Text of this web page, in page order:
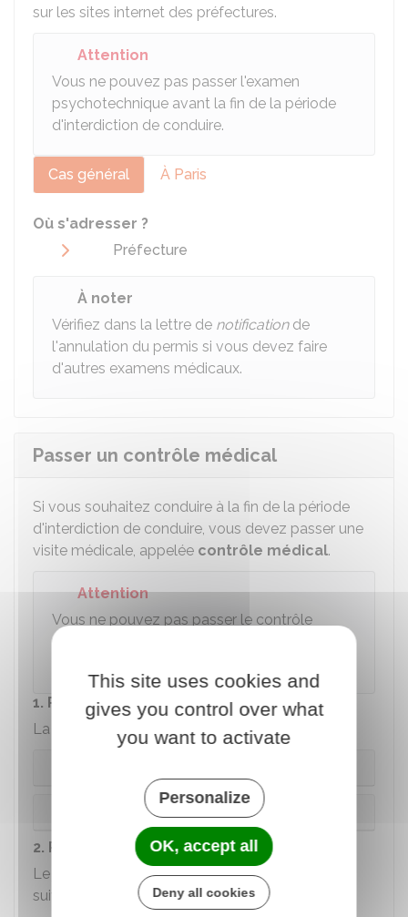
sur les sites internet des préfectures.
Attention
Vous ne pouvez pas passer l'examen
psychotechnique avant la fin de la période
d'interdiction de conduire.
Cas général À Paris
Où s'adresser ?
Préfecture
À noter
Vérifiez dans la lettre de notificationde
l'annulation du permis si vous devez faire
d'autres examens médicaux.
Passer un contrôle médical
Si vous souhaitez conduire à la fin de la période
d'interdiction de conduire, vous devez passer une
visite médicale, appelée contrôle médical.
Attention
Vous ne pouvez pas passer le contrôle
médical avant la fin de la période
1. Prendre rendez-vous
La démarche varie selon l'infraction commise.
Autre infraction
2. Préparer les documents fournir
Le jour du contrôle, préparez les documents
suivants :
This site uses cookies and
gives you control over what
you want to activate
Personalize
OK, accept all
Deny all cookies